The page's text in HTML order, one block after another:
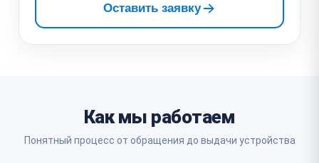
Оставить заявку
Как мы работаем
Понятный процесс от обращения до выдачи устройства